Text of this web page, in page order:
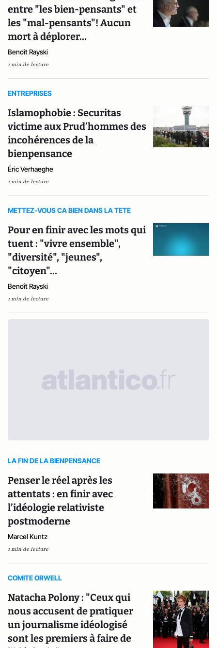
entre "les bien-pensants" et
les "mal-pensants"! Aucun
mort à déplorer…
Benoît Rayski
1 min de lecture
ENTREPRISES
Islamophobie : Securitas
victime aux Prud’hommes des
incohérences de la
bienpensance
Éric Verhaeghe
1 min de lecture
METTEZ-VOUS CA BIEN DANS LA TETE
Pour en finir avec les mots qui
tuent : "vivre ensemble",
"diversité", "jeunes",
"citoyen"…
Benoît Rayski
1 min de lecture
LA FIN DE LA BIENPENSANCE
Penser le réel après les
attentats : en finir avec
l’idéologie relativiste
postmoderne
Marcel Kuntz
1 min de lecture
COMITE ORWELL
Natacha Polony : "Ceux qui
nous accusent de pratiquer
un journalisme idéologisé
sont les premiers à faire de